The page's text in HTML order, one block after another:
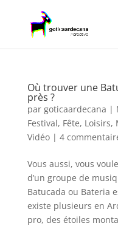
Où trouver une
près ?
par goticaardecana |
Festival, Fête, Loisirs,
Vidéo| 4
Vous aussi, vous
d’un groupe de
Batucada ou Bateria
existe plusieurs en
pro, des étoiles